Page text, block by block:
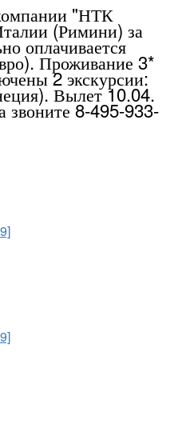
"НТК
(Римини) за
оплачивается
Проживание 3*
2 экскурсии:
Вылет 10.04.
звоните 8-495-933-